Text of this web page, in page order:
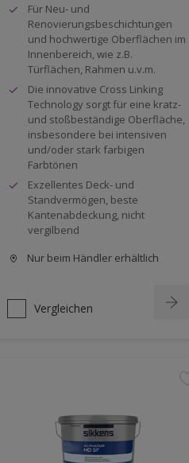
Für Neu- und
Renovierungsbeschichtungen
und hochwertige Oberflächen im
Innenbereich, wie z.B.
Türflächen, Rahmen u.v.m.
Die innovative Cross Linking
Technology sorgt für eine kratz-
und stoßbeständige Oberfläche,
insbesondere bei intensiven
und/oder stark farbigen
Farbtönen
Exzellentes Deck- und
Standvermögen, beste
Kantenabdeckung, nicht
vergilbend
Nur beim Händler erhältlich
Vergleichen